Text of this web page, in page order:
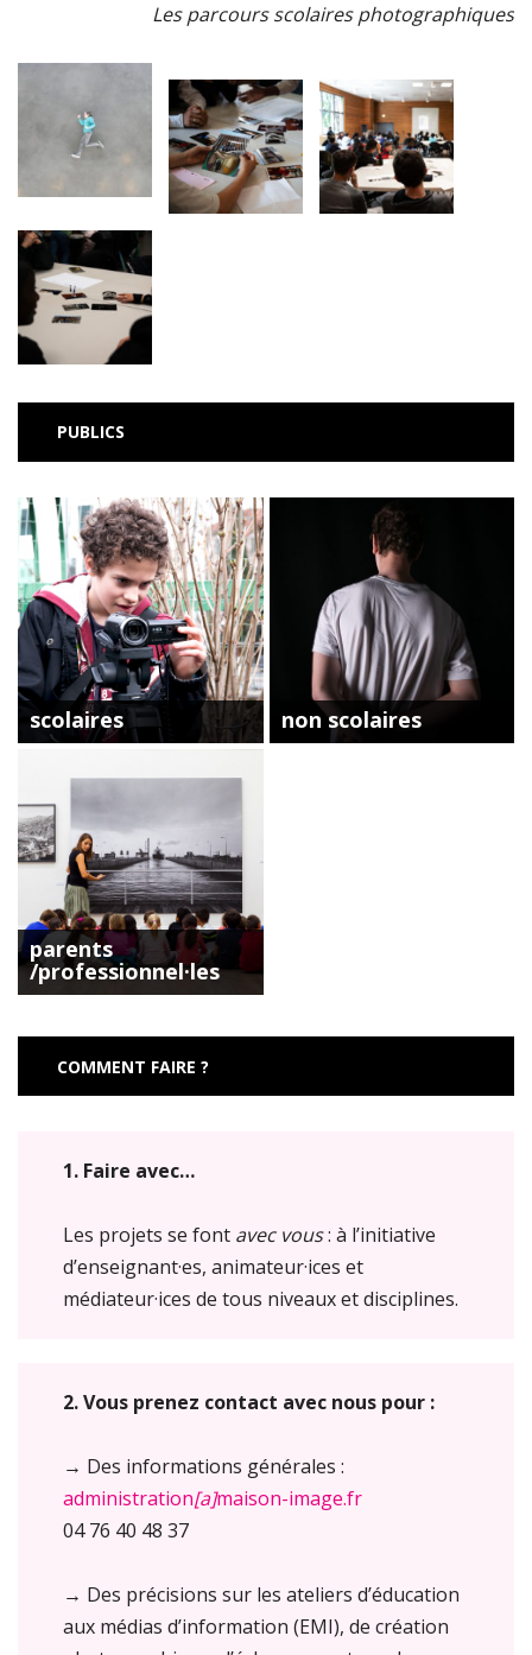
Les parcours scolaires photographiques
PUBLICS
scolaires non scolaires
parents
/professionnel·les
COMMENT FAIRE ?
1. Faire avec…
Les projets se font avec vous: à l’initiative
d’enseignant·es, animateur·ices et
médiateur·ices de tous niveaux et disciplines.
2. Vous prenez contact avec nous pour :
→ Des informations générales :
administration[a]maison-image.fr
04 76 40 48 37
→ Des précisions sur les ateliers d’éducation
aux médias d’information (EMI), de création